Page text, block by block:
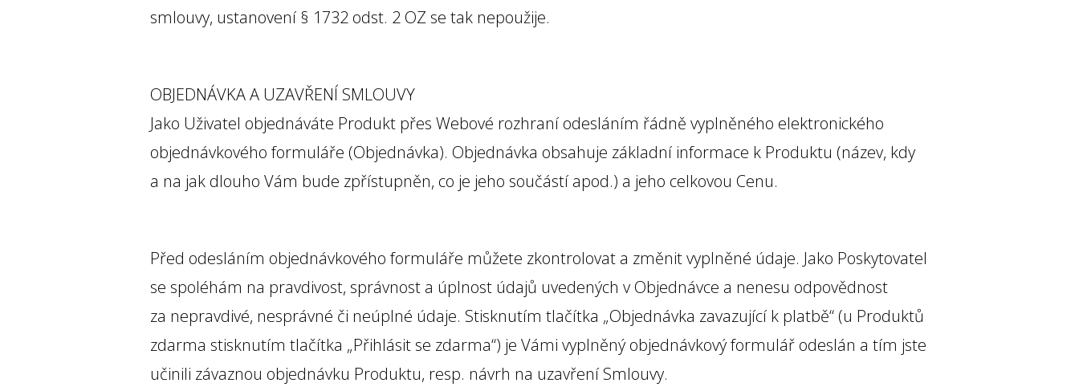
smlouvy, ustanovení § 1732 odst. 2 OZ se tak nepoužije.
OBJEDNÁVKA A UZAVŘENÍ SMLOUVY
Jako Uživatel objednáváte Produkt přes Webové rozhraní odesláním řádně vyplněného elektronického
objednávkového formuláře (Objednávka). Objednávka obsahuje základní informace k Produktu (název, kdy
a na jak dlouho Vám bude zpřístupněn, co je jeho součástí apod.) a jeho celkovou Cenu.
Před odesláním objednávkového formuláře můžete zkontrolovat a změnit vyplněné údaje. Jako Poskytovatel
se spoléhám na pravdivost, správnost a úplnost údajů uvedených v Objednávce a nenesu odpovědnost
za nepravdivé, nesprávné či neúplné údaje. Stisknutím tlačítka „Objednávka zavazující k platbě“ (u Produktů
zdarma stisknutím tlačítka „Přihlásit se zdarma“) je Vámi vyplněný objednávkový formulář odeslán a tím jste
učinili závaznou objednávku Produktu, resp. návrh na uzavření Smlouvy.